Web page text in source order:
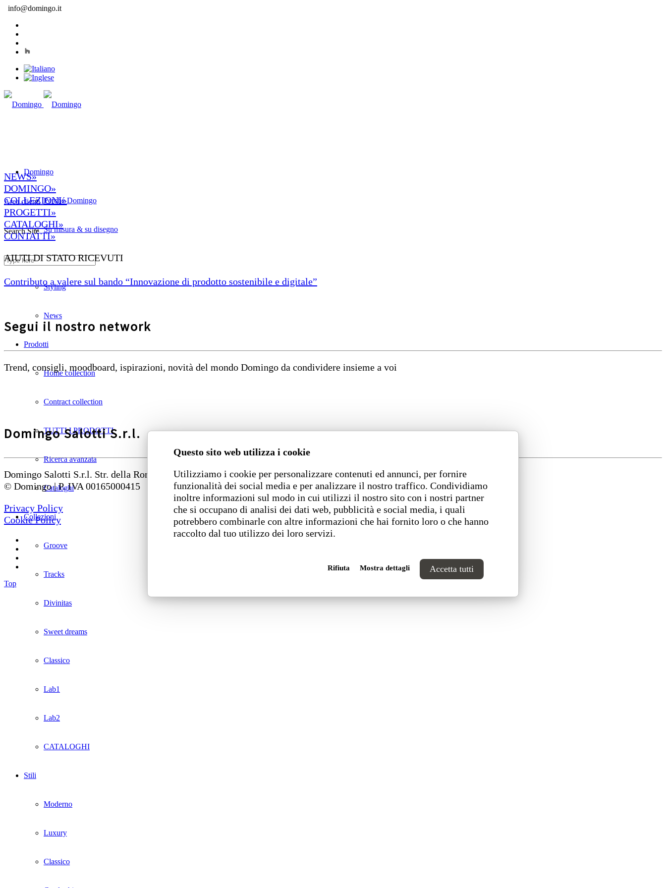
Questo sito web utilizza i cookie
Utilizziamo i cookie per personalizzare contenuti ed annunci, per fornire
funzionalità dei social media e per analizzare il nostro traffico. Condividiamo
inoltre informazioni sul modo in cui utilizzi il nostro sito con i nostri partner
che si occupano di analisi dei dati web, pubblicità e social media, i quali
potrebbero combinarle con altre informazioni che hai fornito loro o che hanno
raccolto dal tuo utilizzo dei loro servizi.
Rifiuta Mostra dettagli Accetta tutti
info@domingo.it
Domingo
Perché Domingo
Su misura & su disegno
Divani ignifughi
Styling
News
Prodotti
Home collection
Contract collection
TUTTI I PRODOTTI
Ricerca avanzata
Cataloghi
Collezioni
Groove
Tracks
Divinitas
Sweet dreams
Classico
Lab1
Lab2
CATALOGHI
Stili
Moderno
Luxury
Classico
Area clienti
Search Site
NEWS»
DOMINGO»
COLLEZIONI»
PROGETTI»
CATALOGHI»
CONTATTI»
AIUTI DI STATO RICEVUTI
Contributo a valere sul bando “Innovazione di prodotto sostenibile e digitale”
Segui il nostro network
Trend, consigli, moodboard, ispirazioni, novità del mondo Domingo da condividere insieme a voi
Domingo Salotti S.r.l.
Domingo Salotti S.r.l. Str. della Romagna, 285 – 61121 Pesaro (PU) Italia
© Domingo | P. IVA 00165000415
Privacy Policy
Cookie Policy
Top